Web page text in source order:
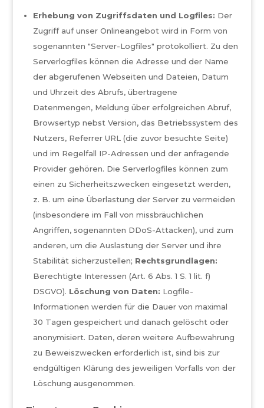
Erhebung von Zugriffsdaten und Logfiles: Der
Zugriff auf unser Onlineangebot wird in Form von
sogenannten "Server-Logfiles" protokolliert. Zu den
Serverlogfiles können die Adresse und der Name
der abgerufenen Webseiten und Dateien, Datum
und Uhrzeit des Abrufs, übertragene
Datenmengen, Meldung über erfolgreichen Abruf,
Browsertyp nebst Version, das Betriebssystem des
Nutzers, Referrer URL (die zuvor besuchte Seite)
und im Regelfall IP-Adressen und der anfragende
Provider gehören. Die Serverlogfiles können zum
einen zu Sicherheitszwecken eingesetzt werden,
z. B. um eine Überlastung der Server zu vermeiden
(insbesondere im Fall von missbräuchlichen
Angriffen, sogenannten DDoS-Attacken), und zum
anderen, um die Auslastung der Server und ihre
Stabilität sicherzustellen; Rechtsgrundlagen:
Berechtigte Interessen (Art. 6 Abs. 1 S. 1 lit. f)
DSGVO). Löschung von Daten: Logfile-
Informationen werden für die Dauer von maximal
30 Tagen gespeichert und danach gelöscht oder
anonymisiert. Daten, deren weitere Aufbewahrung
zu Beweiszwecken erforderlich ist, sind bis zur
endgültigen Klärung des jeweiligen Vorfalls von der
Löschung ausgenommen.